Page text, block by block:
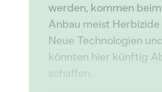
werden, kommen
Anbau meist Herbizide
Neue Technologien
könnten hier künftig
schaffen.